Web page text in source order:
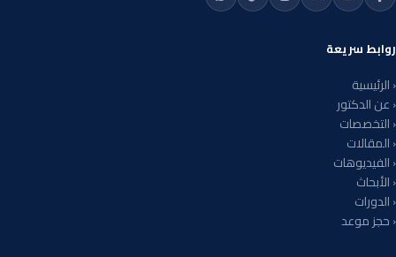
روابط سريعة
‹ الرئيسية
‹ عن الدكتور
‹ التخصصات
‹ المقالات
‹ الفيديوهات
‹ الأبحاث
‹ الدورات
‹ حجز موعد